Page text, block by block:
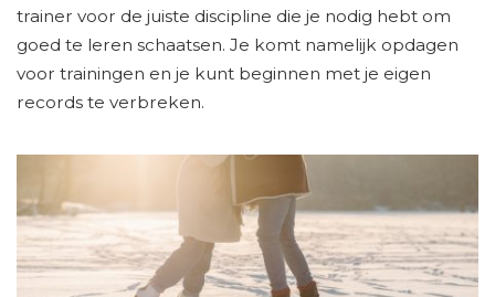
trainer voor de juiste discipline die je nodig hebt om
goed te leren schaatsen. Je komt namelijk opdagen
voor trainingen en je kunt beginnen met je eigen
records te verbreken.